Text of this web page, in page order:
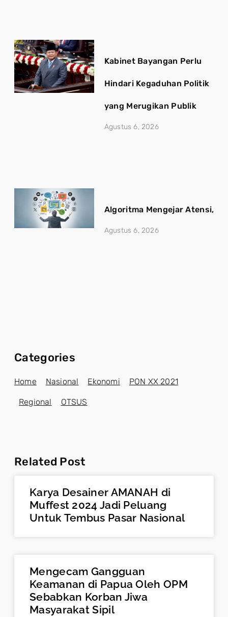
Kabinet Bayangan Perlu
Hindari Kegaduhan Politik
yang Merugikan Publik
Agustus 6, 2026
Algoritma Mengejar Atensi,
Agustus 6, 2026
Categories
Home Nasional Ekonomi PON XX 2021
Regional OTSUS
Related Post
Karya Desainer AMANAH di
Muffest 2024 Jadi Peluang
Untuk Tembus Pasar Nasional
Mengecam Gangguan
Keamanan di Papua Oleh OPM
Sebabkan Korban Jiwa
Masyarakat Sipil